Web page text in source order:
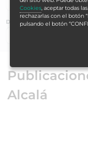
DURACIÓN EN HORAS
Alcalá
Cookies, aceptar todas
rechazarlas con el botón
pulsando el botón